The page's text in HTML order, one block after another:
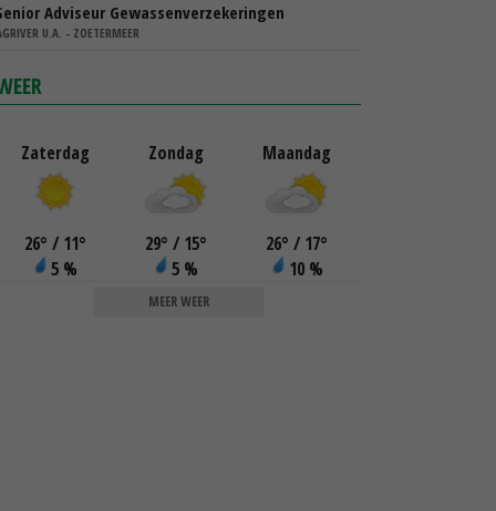
Adviseur Gewassenverzekeringen
U.A. - ZOETERMEER
Zaterdag
26° / 11°
5 %
Zondag
29° / 15°
5 %
Maandag
26° / 17°
10 %
MEER WEER